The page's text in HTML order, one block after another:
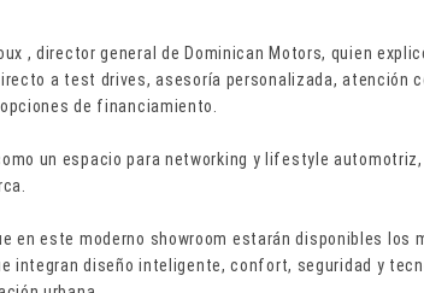
, director general de Dominican Motors, quien
a test drives, asesoría personalizada, atención
de financiamiento.
un espacio para networking y lifestyle
en este moderno showroom estarán disponibles los
integran diseño inteligente, confort, seguridad y